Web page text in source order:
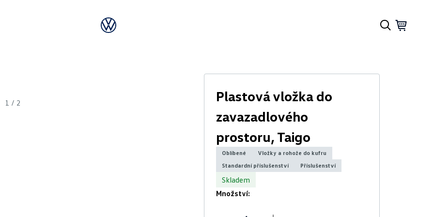
1 / 2
Plastová vložka do
zavazadlového
prostoru, Taigo
Oblíbené
Vložky a rohože do kufru
Standardní příslušenství
Příslušenství
Skladem
Množství: